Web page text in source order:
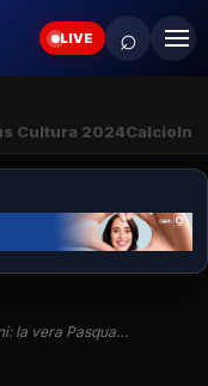
LIVE ⌕
Cultura 2024Calcio
la vera Pasqua…